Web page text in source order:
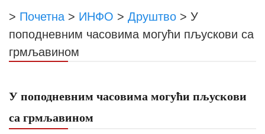
> Почетна > ИНФО > Друштво > У
поподневним часовима могући пљускови са
грмљавином
У поподневним часовима могући пљускови
са грмљавином